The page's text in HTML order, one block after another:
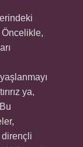
ya,
dirençli